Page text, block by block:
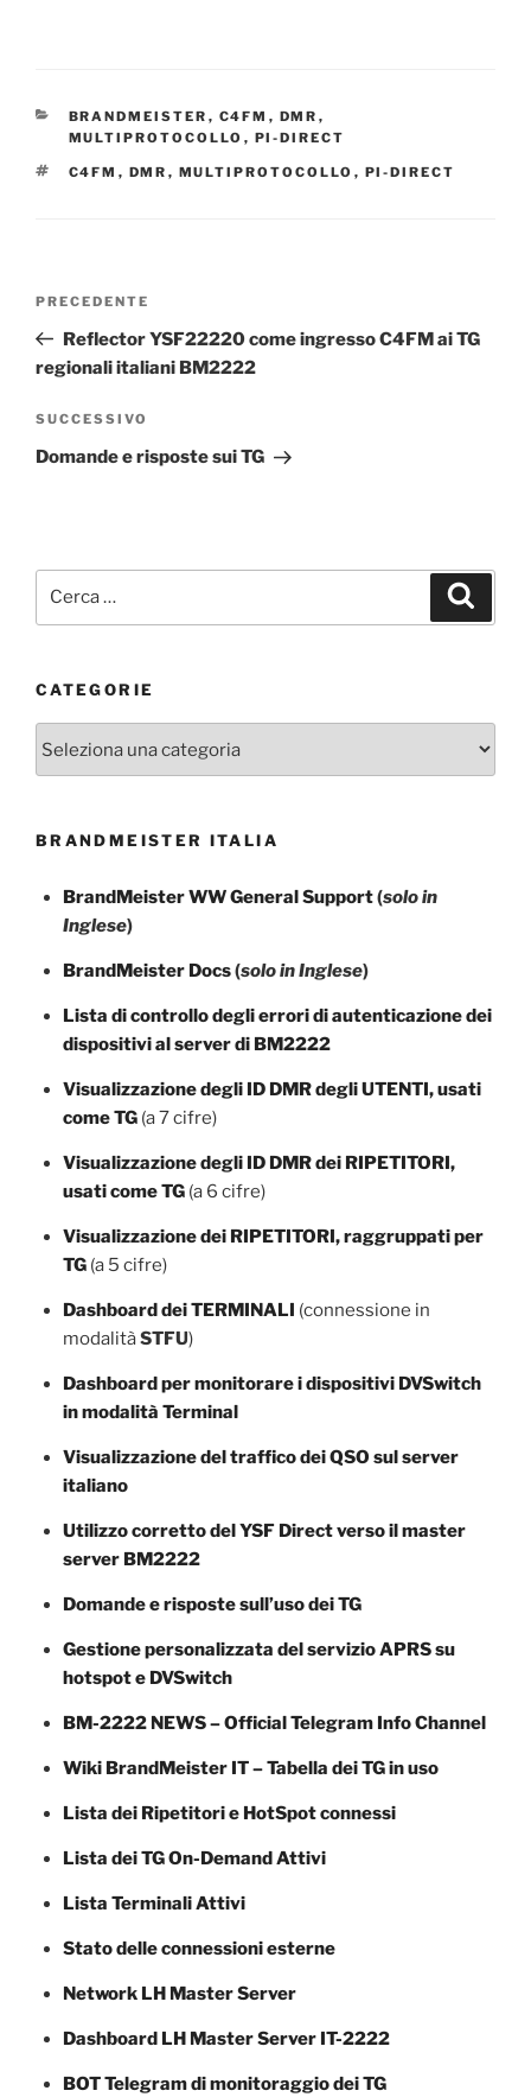
CATEGORIE
BRANDMEISTER , C4FM , DMR ,
MULTIPROTOCOLLO , PI-DIRECT
TAG
C4FM , DMR , MULTIPROTOCOLLO , PI-DIRECT
Articolo
precedente:
PRECEDENTE
Reflector YSF22220 come ingresso C4FM ai TG
regionali italiani BM2222
Articolo
successivo
SUCCESSIVO
Domande e risposte sui TG
CATEGORIE
BRANDMEISTER ITALIA
BrandMeister WW General Support(solo in
Inglese)
BrandMeister Docs(solo in Inglese)
Lista di controllo degli errori di autenticazione dei
dispositivi al server di BM2222
Visualizzazione degli ID DMR degli UTENTI, usati
come TG(a 7 cifre)
Visualizzazione degli ID DMR dei RIPETITORI,
usati come TG(a 6 cifre)
Visualizzazione dei RIPETITORI, raggruppati per
TG(a 5 cifre)
Dashboard dei TERMINALI (connessione in
modalitàSTFU)
Dashboard per monitorare i dispositivi DVSwitch
in modalità Terminal
Visualizzazione del traffico dei QSO sul server
italiano
Utilizzo corretto del YSF Direct verso il master
server BM2222
Domande e risposte sull’uso dei TG
Gestione personalizzata del servizio APRS su
hotspot e DVSwitch
BM-2222 NEWS – Official Telegram Info Channel
Wiki BrandMeister IT – Tabella dei TG in uso
Lista dei Ripetitori e HotSpot connessi
Lista dei TG On-Demand Attivi
Lista Terminali Attivi
Stato delle connessioni esterne
Network LH Master Server
Dashboard LH Master Server IT-2222
BOT Telegram di monitoraggio dei TG